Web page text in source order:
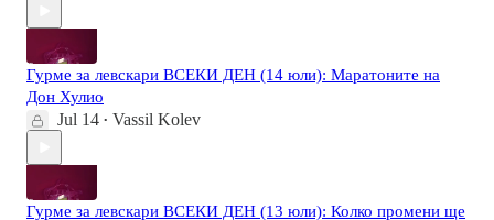
Гурме за левскари ВСЕКИ ДЕН (14 юли): Маратоните на
Дон Хулио
Jul 14 • Vassil Kolev
Гурме за левскари ВСЕКИ ДЕН (13 юли): Колко промени ще